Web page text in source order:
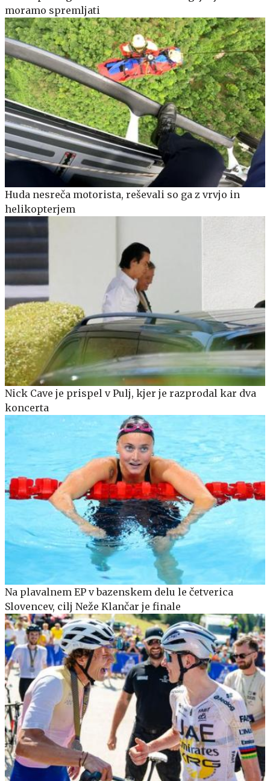
moramo spremljati
Huda nesreča motorista, reševali so ga z vrvjo in
helikopterjem
Nick Cave je prispel v Pulj, kjer je razprodal kar dva
koncerta
Na plavalnem EP v bazenskem delu le četverica
Slovencev, cilj Neže Klančar je finale